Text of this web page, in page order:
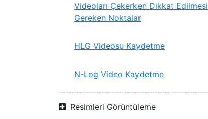
Videoları Çekerken Dikkat Edilmesi
Gereken Noktalar
HLG Videosu Kaydetme
N-Log Video Kaydetme
Resimleri Görüntüleme